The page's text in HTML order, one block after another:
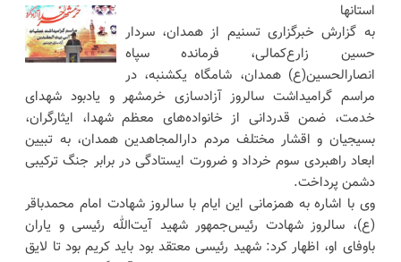
استانها
به گزارش خبرگزاری تسنیم از همدان، سردار
حسین زارع‌کمالی، فرمانده سپاه
انصارالحسین(ع) همدان، شامگاه یکشنبه، در
مراسم گرامیداشت سالروز آزادسازی خرمشهر و یادبود شهدای
خدمت، ضمن قدردانی از خانواده‌های معظم شهدا، ایثارگران،
بسیجیان و اقشار مختلف مردم دارالمجاهدین همدان، به تبیین
ابعاد راهبردی سوم خرداد و ضرورت ایستادگی در برابر جنگ ترکیبی
دشمن پرداخت.
وی با اشاره به همزمانی این ایام با سالروز شهادت امام محمدباقر
(ع)، سالروز شهادت رئیس‌جمهور شهید آیت‌الله رئیسی و یاران
باوفای او، اظهار کرد: شهید رئیسی معتقد بود باید کریم بود تا لایق